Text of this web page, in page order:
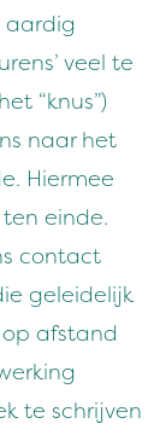
aardig
veel te
“knus”)
naar het
Hiermee
einde.
contact
geleidelijk
afstand
te schrijven